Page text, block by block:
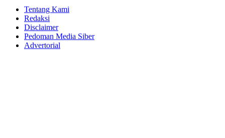
Tentang Kami
Redaksi
Disclaimer
Pedoman Media Siber
Advertorial